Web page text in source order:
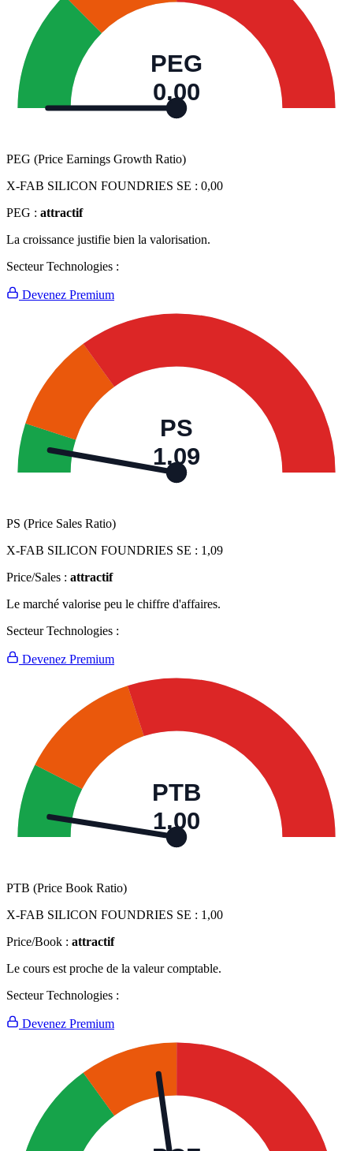
PEG
0,00
PEG (Price Earnings Growth Ratio)
X-FAB SILICON FOUNDRIES SE : 0,00
PEG : attractif
La croissance justifie bien la valorisation.
Secteur Technologies :
Devenez Premium
PS
1,09
PS (Price Sales Ratio)
X-FAB SILICON FOUNDRIES SE : 1,09
Price/Sales : attractif
Le marché valorise peu le chiffre d'affaires.
Secteur Technologies :
Devenez Premium
PTB
1,00
PTB (Price Book Ratio)
X-FAB SILICON FOUNDRIES SE : 1,00
Price/Book : attractif
Le cours est proche de la valeur comptable.
Secteur Technologies :
Devenez Premium